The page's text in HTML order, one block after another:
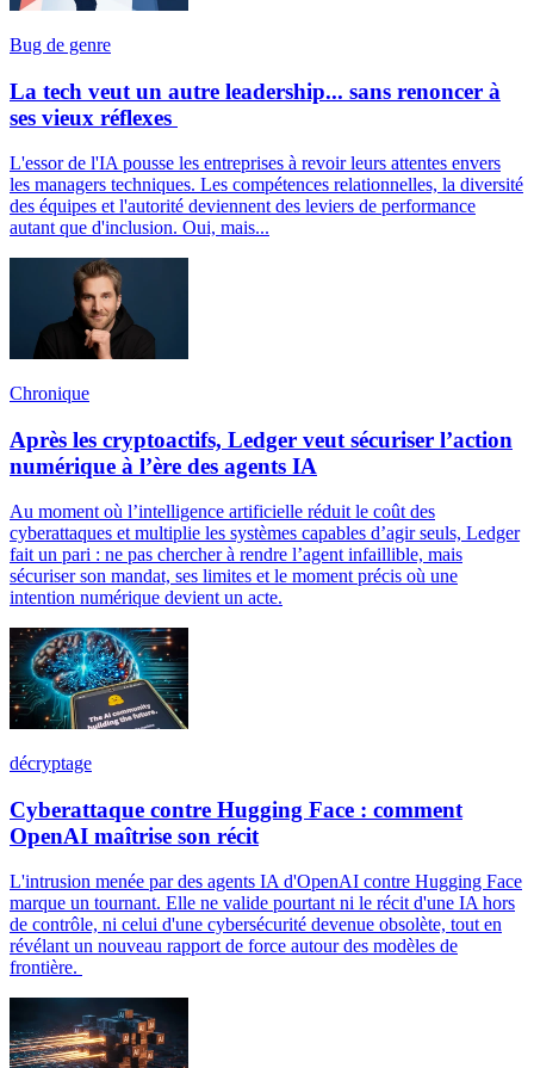
Bug de genre
La tech veut un autre leadership... sans renoncer à
ses vieux réflexes
L'essor de l'IA pousse les entreprises à revoir leurs attentes envers
les managers techniques. Les compétences relationnelles, la diversité
des équipes et l'autorité deviennent des leviers de performance
autant que d'inclusion. Oui, mais...
Chronique
Après les cryptoactifs, Ledger veut sécuriser l’action
numérique à l’ère des agents IA
Au moment où l’intelligence artificielle réduit le coût des
cyberattaques et multiplie les systèmes capables d’agir seuls, Ledger
fait un pari : ne pas chercher à rendre l’agent infaillible, mais
sécuriser son mandat, ses limites et le moment précis où une
intention numérique devient un acte.
décryptage
Cyberattaque contre Hugging Face : comment
OpenAI maîtrise son récit
L'intrusion menée par des agents IA d'OpenAI contre Hugging Face
marque un tournant. Elle ne valide pourtant ni le récit d'une IA hors
de contrôle, ni celui d'une cybersécurité devenue obsolète, tout en
révélant un nouveau rapport de force autour des modèles de
frontière.